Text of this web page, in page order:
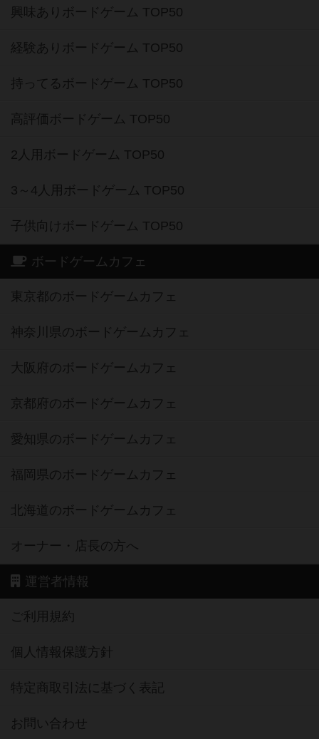
興味ありボードゲーム TOP50
経験ありボードゲーム TOP50
持ってるボードゲーム TOP50
高評価ボードゲーム TOP50
2人用ボードゲーム TOP50
3～4人用ボードゲーム TOP50
子供向けボードゲーム TOP50
ボードゲームカフェ
東京都のボードゲームカフェ
神奈川県のボードゲームカフェ
大阪府のボードゲームカフェ
京都府のボードゲームカフェ
愛知県のボードゲームカフェ
福岡県のボードゲームカフェ
北海道のボードゲームカフェ
オーナー・店長の方へ
運営者情報
ご利用規約
個人情報保護方針
特定商取引法に基づく表記
お問い合わせ